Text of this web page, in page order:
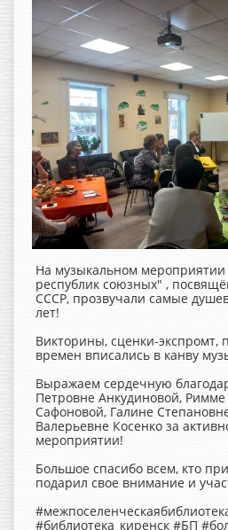
На музыкальном
республик союзных" ,
СССР, прозвучали самые
лет!
Викторины, сценки-экспромт,
времен вписались в канву
Выражаем сердечную
Петровне Анкудиновой,
Сафоновой, Галине
Валерьевне Косенко за
мероприятии!
Большое спасибо всем, кто
подарил свое внимание и
#библиотека_киренск #БП